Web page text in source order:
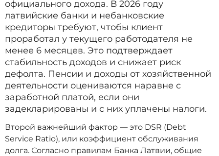
официального дохода. В 2026 году
латвийские банки и небанковские
кредиторы требуют, чтобы клиент
проработал у текущего работодателя не
менее 6 месяцев. Это подтверждает
стабильность доходов и снижает риск
дефолта. Пенсии и доходы от хозяйственной
деятельности оцениваются наравне с
заработной платой, если они
задекларированы и с них уплачены налоги.
Второй важнейший фактор — это DSR (Debt
Service Ratio), или коэффициент обслуживания
долга. Согласно правилам Банка Латвии, общие